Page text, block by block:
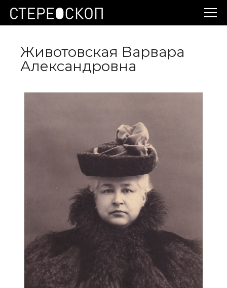
Животовская Варвара
Александровна